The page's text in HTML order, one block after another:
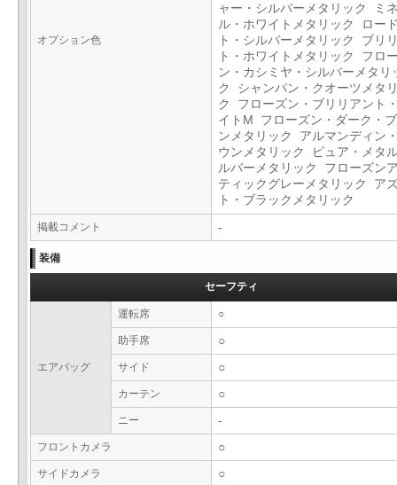
オプション色
ャー・シルバーメタリック ミ
ル・ホワイトメタリック ロー
ト・シルバーメタリック ブリ
ト・ホワイトメタリック フロ
ン・カシミヤ・シルバーメタリ
ク シャンパン・クオーツメタ
ク フローズン・ブリリアント
イトM フローズン・ダーク・
ンメタリック アルマンディン
ウンメタリック ピュア・メタ
ルバーメタリック フローズン
ティックグレーメタリック ア
ト・ブラックメタリック
掲載コメント -
装備
セーフティ
エアバッグ
運転席 ○
助手席 ○
サイド ○
カーテン ○
ニー -
フロントカメラ ○
サイドカメラ ○